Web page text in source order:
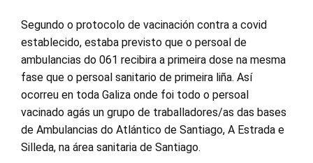
Segundo o protocolo de vacinación contra a covid
establecido, estaba previsto que o persoal de
ambulancias do 061 recibira a primeira dose na mesma
fase que o persoal sanitario de primeira liña. Así
ocorreu en toda Galiza onde foi todo o persoal
vacinado agás un grupo de traballadores/as das bases
de Ambulancias do Atlántico de Santiago, A Estrada e
Silleda, na área sanitaria de Santiago.